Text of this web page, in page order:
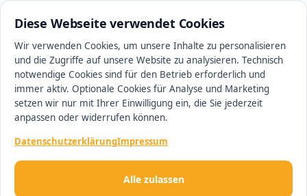
Diese Webseite verwendet Cookies
Wir verwenden Cookies, um unsere Inhalte zu personalisieren
und die Zugriffe auf unsere Website zu analysieren. Technisch
notwendige Cookies sind für den Betrieb erforderlich und
immer aktiv. Optionale Cookies für Analyse und Marketing
setzen wir nur mit Ihrer Einwilligung ein, die Sie jederzeit
anpassen oder widerrufen können.
DatenschutzerklärungImpressum
Alle zulassen